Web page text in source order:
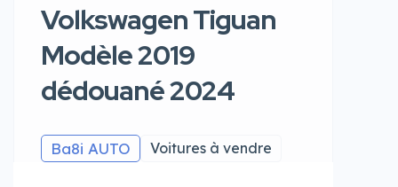
Volkswagen Tiguan
Modèle 2019
dédouané 2024
Ba8i AUTO Voitures à vendre